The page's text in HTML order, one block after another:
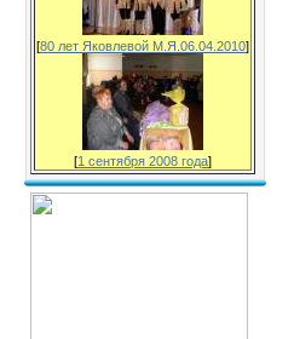
[80 лет Яковлевой М.Я.06.04.2010]
[1 сентября 2008 года]